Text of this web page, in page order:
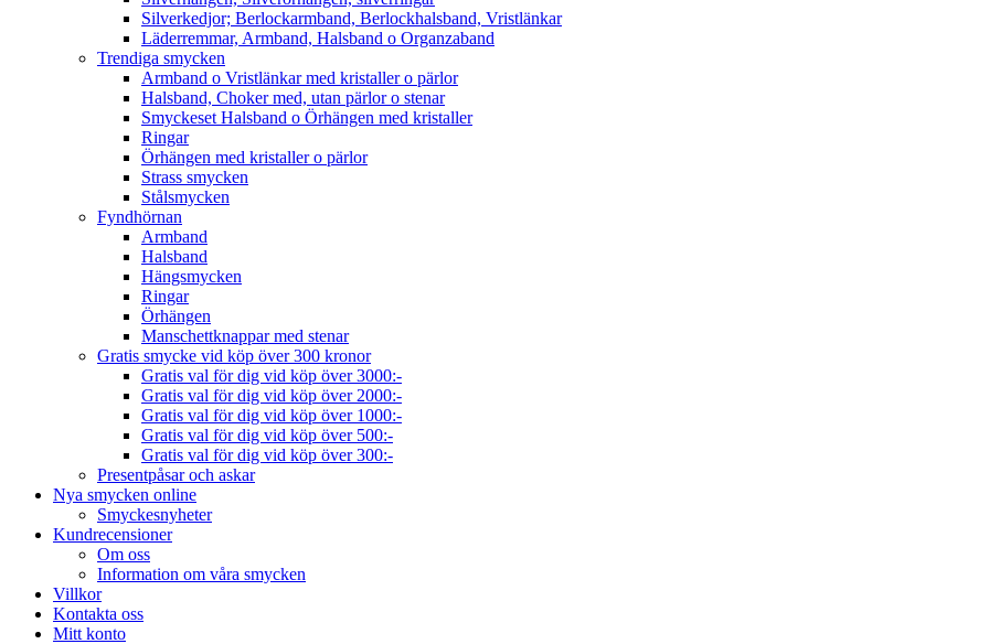
Silverkedjor; Berlockarmband, Berlockhalsband, Vristlänkar
Läderremmar, Armband, Halsband o Organzaband
Trendiga smycken
Armband o Vristlänkar med kristaller o pärlor
Halsband, Choker med, utan pärlor o stenar
Smyckeset Halsband o Örhängen med kristaller
Ringar
Örhängen med kristaller o pärlor
Strass smycken
Stålsmycken
Fyndhörnan
Armband
Halsband
Hängsmycken
Ringar
Örhängen
Manschettknappar med stenar
Gratis smycke vid köp över 300 kronor
Gratis val för dig vid köp över 3000:-
Gratis val för dig vid köp över 2000:-
Gratis val för dig vid köp över 1000:-
Gratis val för dig vid köp över 500:-
Gratis val för dig vid köp över 300:-
Presentpåsar och askar
Nya smycken online
Smyckesnyheter
Kundrecensioner
Om oss
Information om våra smycken
Villkor
Kontakta oss
Mitt konto